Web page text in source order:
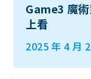
Game3 魔
上看
2025 年 4 月